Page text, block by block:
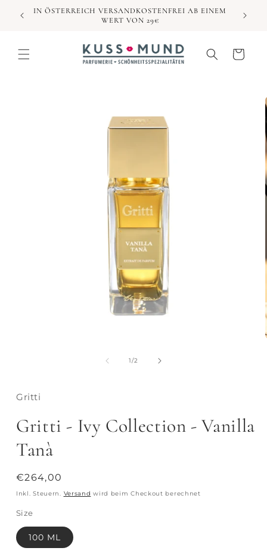
zumIN ÖSTERREICH VERSANDKOSTENFREI AB EINEM
WERT VON 29€
Warenkorb
1/von
2
Gritti
Gritti - Ivy Collection - Vanilla
Tanà
Normaler
Preis
€264,00
Inkl. Steuern. Versand wird beim Checkout berechnet
Size
100 ML